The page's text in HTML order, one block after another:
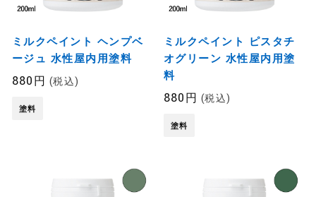
ミルクペイント ヘンプベ
ージュ 水性屋内用塗料
880円 (税込)
塗料
ミルクペイント ピスタチ
オグリーン 水性屋内用塗
料
880円 (税込)
塗料